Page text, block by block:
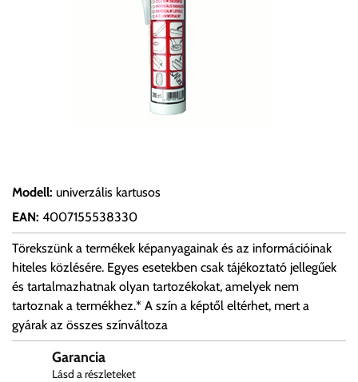
Modell: univerzális kartusos
EAN: 4007155538330
Törekszünk a termékek képanyagainak és az információinak
hiteles közlésére. Egyes esetekben csak tájékoztató jellegűek
és tartalmazhatnak olyan tartozékokat, amelyek nem
tartoznak a termékhez.* A szín a képtől eltérhet, mert a
gyárak az összes színváltoza
Garancia
Lásd a részleteket